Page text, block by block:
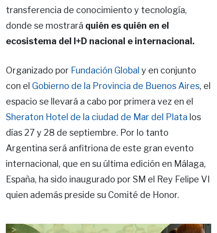
transferencia de conocimiento y tecnología,
donde se mostrará quién es quién en el
ecosistema del I+D nacional e internacional.
Organizado por Fundación Global y en conjunto
con el Gobierno de la Provincia de Buenos Aires, el
espacio se llevará a cabo por primera vez en el
Sheraton Hotel de la ciudad de Mar del Plata los
días 27 y 28 de septiembre. Por lo tanto
Argentina será anfitriona de este gran evento
internacional, que en su última edición en Málaga,
España, ha sido inaugurado por SM el Rey Felipe VI
quien además preside su Comité de Honor.